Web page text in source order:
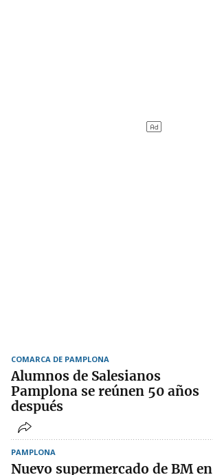
COMARCA DE PAMPLONA
Alumnos de Salesianos
Pamplona se reúnen 50 años
después
PAMPLONA
Nuevo supermercado de BM en